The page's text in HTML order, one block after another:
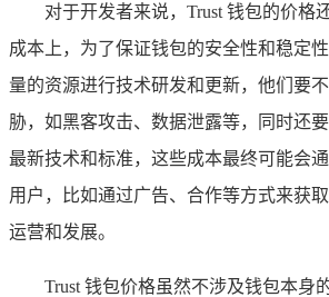
对于开发者来说，Trust 钱包的价格
成本上，为了保证钱包的安全性和稳定
量的资源进行技术研发和更新，他们要
胁，如黑客攻击、数据泄露等，同时还
最新技术和标准，这些成本最终可能会
用户，比如通过广告、合作等方式来获
运营和发展。
Trust 钱包价格虽然不涉及钱包本身